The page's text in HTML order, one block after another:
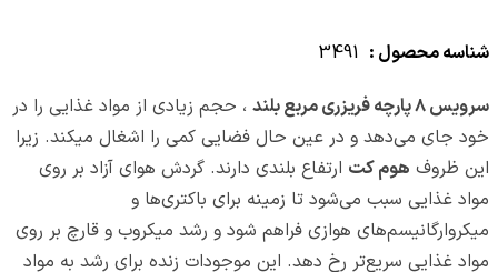
شناسه محصول : 3491
سرویس ۸ پارچه فریزری مربع بلند
، حجم زیادی از مواد غذایی را در
خود جای می‌دهد و در عین حال فضایی کمی را اشغال میکند. زیرا
این ظروف هوم کت ارتفاع بلندی دارند. گردش هوای آزاد بر روی
مواد غذایی سبب می‌شود تا زمینه برای باکتری‌ها و
میکروارگانیسم‌های هوازی فراهم شود و رشد میکروب و قارچ بر روی
مواد غذایی سریع‌تر رخ دهد. این موجودات زنده برای رشد به مواد